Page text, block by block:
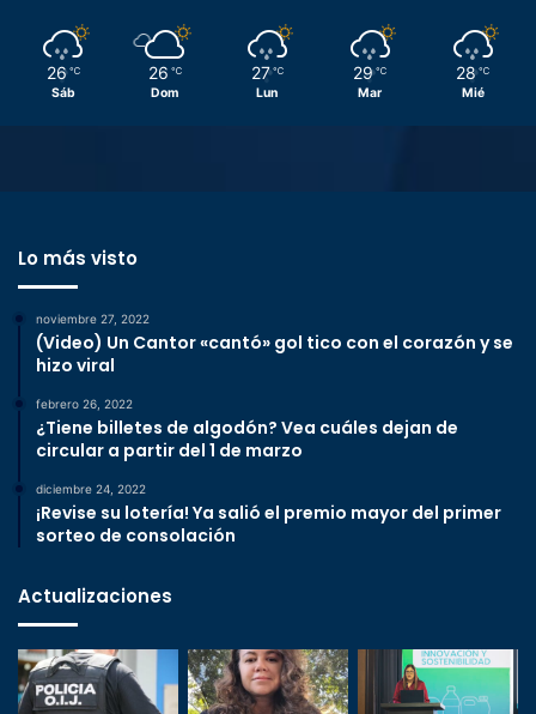
26 ℃
Sáb
26 ℃
Dom
27 ℃
Lun
29 ℃
Mar
28 ℃
Mié
Lo más visto
noviembre 27, 2022
(Video) Un Cantor «cantó» gol tico con el corazón y se
hizo viral
febrero 26, 2022
¿Tiene billetes de algodón? Vea cuáles dejan de
circular a partir del 1 de marzo
diciembre 24, 2022
¡Revise su lotería! Ya salió el premio mayor del primer
sorteo de consolación
Actualizaciones